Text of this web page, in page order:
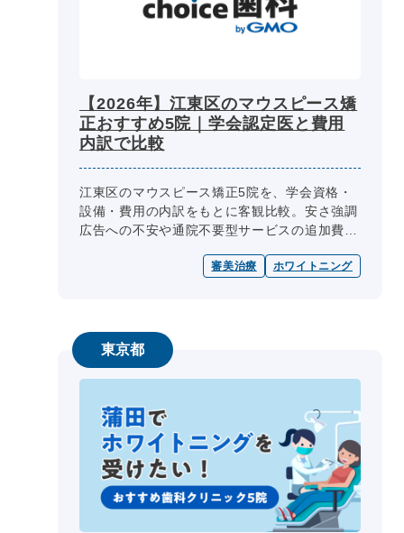
【2026年】江東区のマウスピース矯
正おすすめ5院｜学会認定医と費用
内訳で比較
江東区のマウスピース矯正5院を、学会資格・
設備・費用の内訳をもとに客観比較。安さ強調
広告への不安や通院不要型サービスの追加費用
感を解消できるよう、口コミや評価...
審美治療 ホワイトニング
東京都